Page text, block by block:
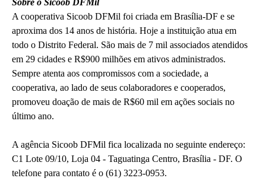
Sobre o Sicoob DFMil
A cooperativa Sicoob DFMil foi criada em Brasília-DF e se
aproxima dos 14 anos de história. Hoje a instituição atua em
todo o Distrito Federal. São mais de 7 mil associados atendidos
em 29 cidades e R$900 milhões em ativos administrados.
Sempre atenta aos compromissos com a sociedade, a
cooperativa, ao lado de seus colaboradores e cooperados,
promoveu doação de mais de R$60 mil em ações sociais no
último ano.
A agência Sicoob DFMil fica localizada no seguinte endereço:
C1 Lote 09/10, Loja 04 - Taguatinga Centro, Brasília - DF. O
telefone para contato é o (61) 3223-0953.